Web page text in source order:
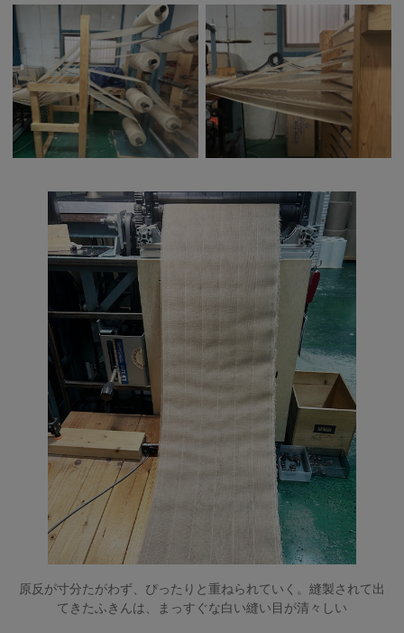
原反が寸分たがわず、ぴったりと重ねられていく。縫製されて出
てきたふきんは、まっすぐな白い縫い目が清々しい